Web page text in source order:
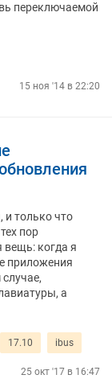
переключаемой
15 ноя '14 в 22:20
и только что
пор
вещь: когда я
приложения
а
17.10 ibus
25 окт '17 в 16:47